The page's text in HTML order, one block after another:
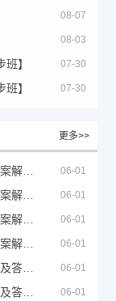
08-07
08-03
】 07-30
】 07-30
更多>>
06-01
06-01
06-01
06-01
06-01
06-01